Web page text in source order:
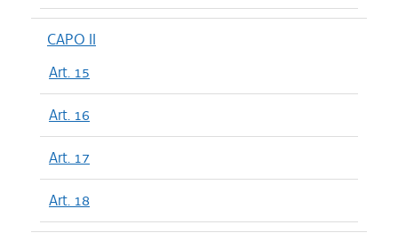
CAPO II
Art. 15
Art. 16
Art. 17
Art. 18